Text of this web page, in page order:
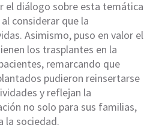
el diálogo sobre esta temática
considerar que la
Asimismo, puso en valor el
los trasplantes en la
remarcando que
pudieron reinsertarse
y reflejan la
no solo para sus familias,
la sociedad.